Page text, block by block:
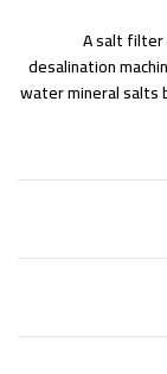
A salt
desalination
water mineral